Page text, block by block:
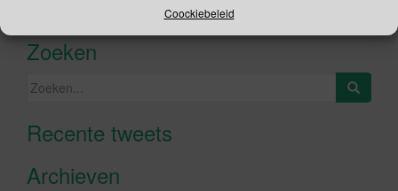
Coockiebeleid
Zoeken
Zoeken
Recente tweetsKlik om marketing cookies te
Archieven